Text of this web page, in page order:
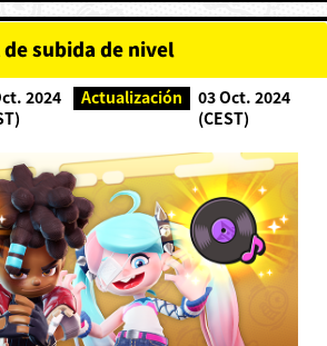
de subida de nivel
2024
Actualización
03 Oct. 2024
(CEST)